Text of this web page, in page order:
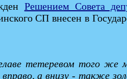
Решением Совета
СП внесен в
тетеревом того же
а внизу - также